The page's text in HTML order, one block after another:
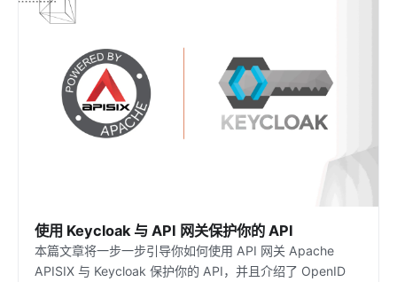
使用 Keycloak 与 API 网关保护你的 API
本篇文章将一步一步引导你如何使用 API 网关 Apache
APISIX 与 Keycloak 保护你的 API，并且介绍了 OpenID